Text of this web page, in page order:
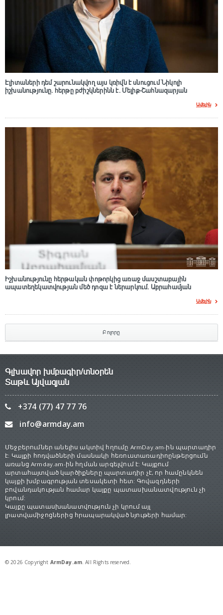
Էլիտաների դեմ շարունակվող այս կռիվն է սնուցում Նիկոլի
իշխանությունը. հերթը բժիշկներինն է. Մելիք-Շահնազարյան
Ավելին
Իշխանությունը հերթական փոթորկից առաջ մասշտաբային
ապատեղեկատվության մեծ դnզա է ներարկում․ Աբրահամյան
Ավելին
Բոլորը
Գլխավոր խմբագիր/տնօրեն
Տաթև Այվազյան
+374 (77) 47 77 76
info@armday.am
Մեջբերումներ անելիս ակտիվ հղումը ArmDay.am-ին պարտադիր
է: Կայքի հոդվածների մասնակի հեռուստառադիոընթերցումն
առանց Armday.am-ին հղման արգելվում է: Կայքում
արտահայտված կարծիքները պարտադիր չէ, որ համընկնեն
կայքի խմբագրության տեսակետի հետ: Գովազդների
բովանդակության համար կայքը պատասխանատվություն չի
կրում:
Կայքը պատասխանատվություն չի կրում այլ
լրատվամիջոցներից հրապարակված նյութերի համար:
© 2026 Copyright ArmDay.am. All Rights reserved.